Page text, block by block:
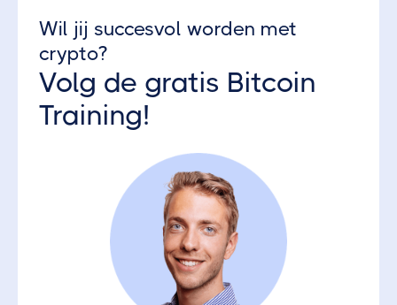
Wil jij succesvol worden met
crypto?
Volg de gratis Bitcoin
Training!